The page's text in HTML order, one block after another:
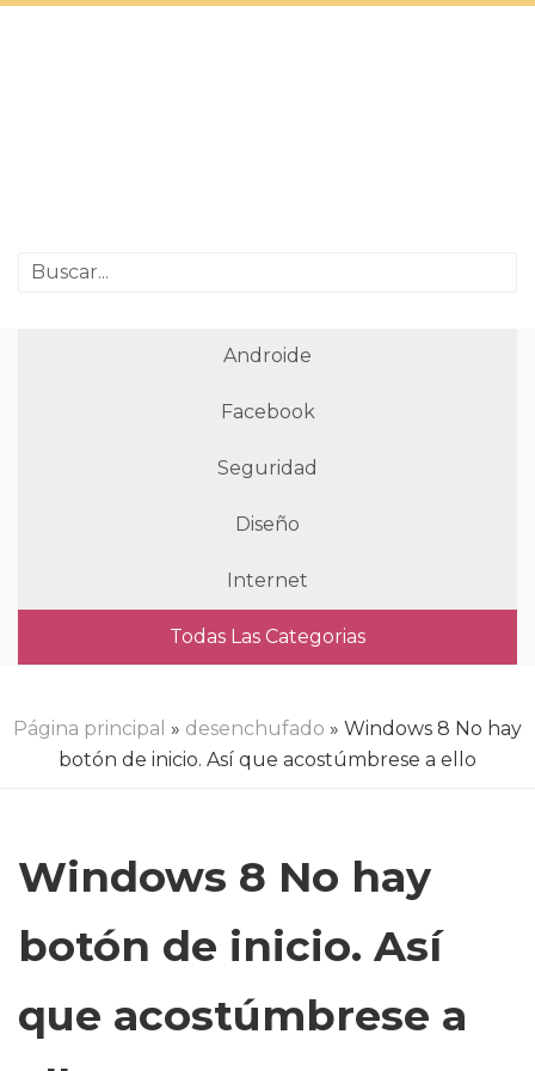
Androide
Facebook
Seguridad
Diseño
Internet
Todas Las Categorias
Página principal » desenchufado » Windows 8 No hay
botón de inicio. Así que acostúmbrese a ello
Windows 8 No hay
botón de inicio. Así
que acostúmbrese a